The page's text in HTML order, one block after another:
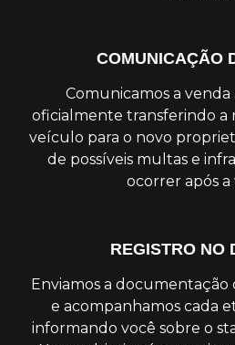
COMUNICAÇÃO
Comunicamos a venda
oficialmente transferindo a
veículo para o novo
de possíveis multas e
ocorrer após a
REGISTRO NO
Enviamos a
e acompanhamos cada
informando você sobre o